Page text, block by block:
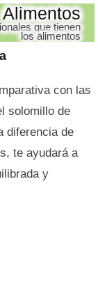
Alimentos
que tienen
los alimentos
con las
solomillo de
diferencia de
te ayudará a
y